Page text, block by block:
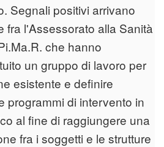
Segnali positivi arrivano
fra l'Assessorato alla Sanità
che hanno
un gruppo di lavoro per
esistente e definire
programmi di intervento in
al fine di raggiungere una
fra i soggetti e le strutture